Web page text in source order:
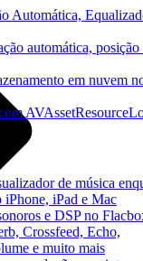
Automática,
automática, posição
em nuvem
de música
iPhone, iPad e Mac
e DSP no
Crossfeed, Echo,
e muito mais